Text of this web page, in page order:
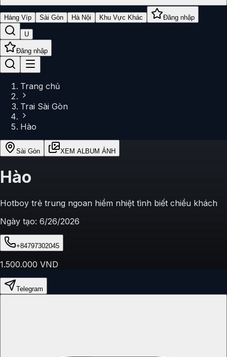
Hàng Víp Sài Gòn Hà Nội Khu Vực Khác Đăng nhập
U
Đăng nhập
Trang chủ
Trai Sài Gòn
Hào
Sài Gòn XEM ALBUM ẢNH
Hào
Hotboy trẻ trung ngoan hiềm nhiệt tình biết chiều khách
Ngày tạo: 6/26/2026
+84797302045
1.500.000 VND
Telegram